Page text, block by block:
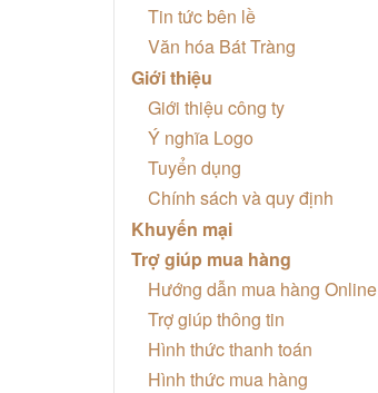
Tin tức bên lề
Văn hóa Bát Tràng
Giới thiệu
Giới thiệu công ty
Ý nghĩa Logo
Tuyển dụng
Chính sách và quy định
Khuyến mại
Trợ giúp mua hàng
Hướng dẫn mua hàng Online
Trợ giúp thông tin
Hình thức thanh toán
Hình thức mua hàng